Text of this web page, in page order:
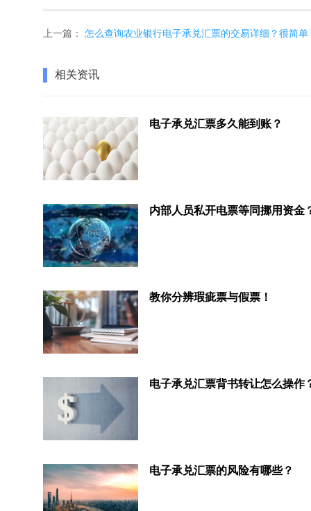
上一篇： 怎么查询农业银行电子承兑汇票的交易详细？很简
相关资讯
电子承兑汇票多久能到账？
内部人员私开电票等同挪用资金
教你分辨瑕疵票与假票！
电子承兑汇票背书转让怎么操作
电子承兑汇票的风险有哪些？